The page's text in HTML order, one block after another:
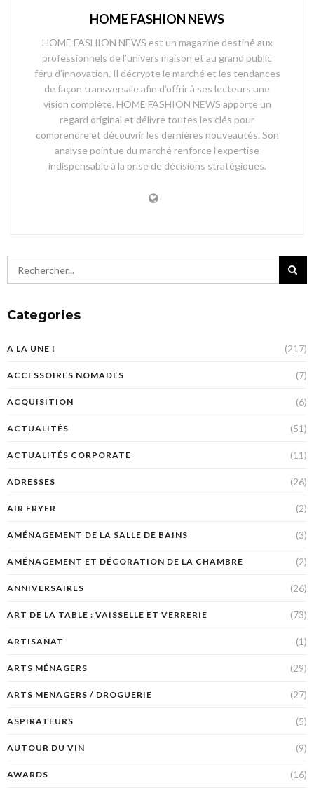
HOME FASHION NEWS
HOME FASHION NEWS est un magazine destiné aux
professionnels de l’univers maison et au grand public
féru d’innovation. Il décrypte le marché et les tendances
de façon transversale afin d’offrir à ses lecteurs une
vision complète. HOME FASHION NEWS apporte un
regard original et délivre toutes les clés pour
comprendre et découvrir les dernières nouveautés. Son
analyse pointue du marché renforce l’expertise
indispensable à la prise de décisions stratégiques.
Categories
A LA UNE ! (217)
ACCESSOIRES NOMADES (7)
ACQUISITION (6)
ACTUALITÉS (51)
ACTUALITÉS CORPORATE (11)
ADRESSES (26)
AIR FRYER (2)
AMÉNAGEMENT DE LA SALLE DE BAINS (3)
AMÉNAGEMENT ET DÉCORATION DE LA CHAMBRE (2)
ANNIVERSAIRES (26)
ART DE LA TABLE : VAISSELLE ET VERRERIE (73)
ARTISANAT (1)
ARTS MÉNAGERS (29)
ARTS MENAGERS / DROGUERIE (27)
ASPIRATEURS (5)
AUTOUR DU VIN (9)
AWARDS (16)